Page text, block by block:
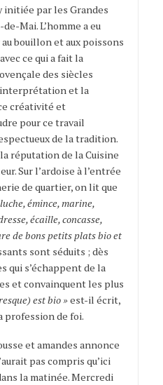
initiée par les Grandes
Mai. L’homme a eu
bouillon et aux poissons
ce qui a fait la
des siècles
et la
créativité et
pour ce travail
de la tradition.
réputation de la Cuisine
Sur l’ardoise à l’entrée
de quartier, on lit que
émince, marine,
écaille, concasse,
de bons petits plats bio et
sont séduits ; dès
qui s’échappent de la
et convainquent les plus
est bio »est-il écrit,
profession de foi.
et amandes annonce
pas compris qu’ici
la matinée. Mercredi